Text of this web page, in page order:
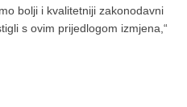
bolji i kvalitetniji zakonodavni
s ovim prijedlogom izmjena,“